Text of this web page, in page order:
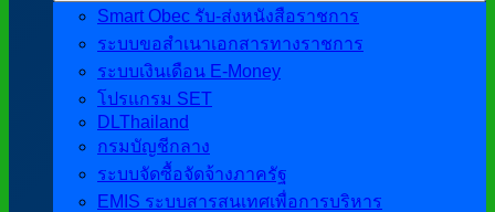
Smart Obec รับ-ส่งหนังสือราชการ
ระบบขอสำเนาเอกสารทางราชการ
ระบบเงินเดือน E-Money
โปรแกรม SET
DLThailand
กรมบัญชีกลาง
ระบบจัดซื้อจัดจ้างภาครัฐ
EMIS ระบบสารสนเทศเพื่อการบริหาร